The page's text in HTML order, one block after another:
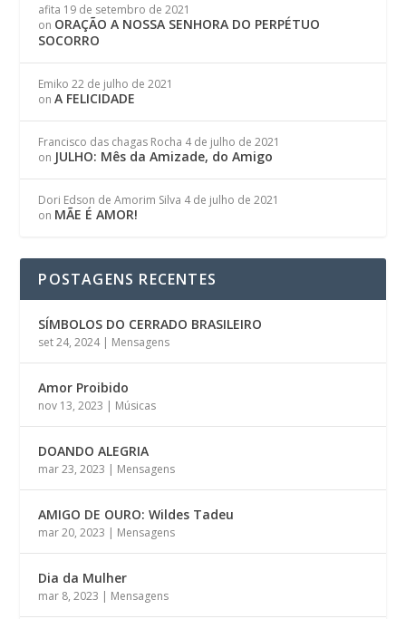
afita 19 de setembro de 2021
on ORAÇÃO A NOSSA SENHORA DO PERPÉTUO
SOCORRO
Emiko 22 de julho de 2021
onA FELICIDADE
Francisco das chagas Rocha 4 de julho de 2021
on JULHO: Mês da Amizade, do Amigo
Dori Edson de Amorim Silva 4 de julho de 2021
on MÃE É AMOR!
POSTAGENS RECENTES
SÍMBOLOS DO CERRADO BRASILEIRO
set 24, 2024| Mensagens
Amor Proibido
nov 13, 2023 | Músicas
DOANDO ALEGRIA
mar 23, 2023 | Mensagens
AMIGO DE OURO: Wildes Tadeu
mar 20, 2023 | Mensagens
Dia da Mulher
mar 8, 2023 | Mensagens